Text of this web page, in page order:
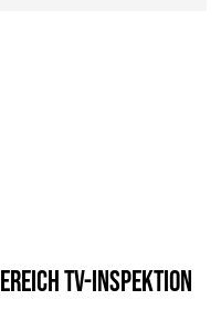
TV-Inspektion